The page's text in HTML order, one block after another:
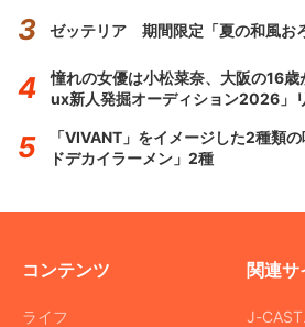
ゼッテリア 期間限定「夏の和風お
憧れの女優は小松菜奈、大阪の16
ux新人発掘オーディション2026」
「VIVANT」をイメージした2種類
ドデカイラーメン」2種
コンテンツ
ライフ
関連サ
J-CAST